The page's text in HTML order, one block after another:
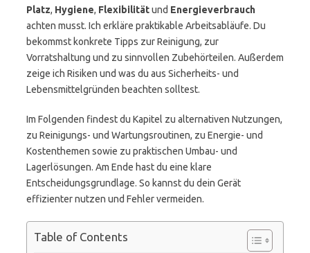
Platz, Hygiene, Flexibilitätund Energieverbrauch
achten musst. Ich erkläre praktikable Arbeitsabläufe. Du
bekommst konkrete Tipps zur Reinigung, zur
Vorratshaltung und zu sinnvollen Zubehörteilen. Außerdem
zeige ich Risiken und was du aus Sicherheits- und
Lebensmittelgründen beachten solltest.
Im Folgenden findest du Kapitel zu alternativen Nutzungen,
zu Reinigungs- und Wartungsroutinen, zu Energie- und
Kostenthemen sowie zu praktischen Umbau- und
Lagerlösungen. Am Ende hast du eine klare
Entscheidungsgrundlage. So kannst du dein Gerät
effizienter nutzen und Fehler vermeiden.
Table of Contents